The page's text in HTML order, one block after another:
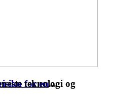
for en...
teknologi og